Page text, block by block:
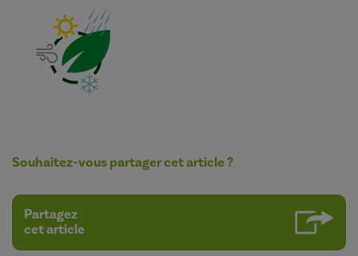
Souhaitez-vous partager cet article ?
Partagez
cet article